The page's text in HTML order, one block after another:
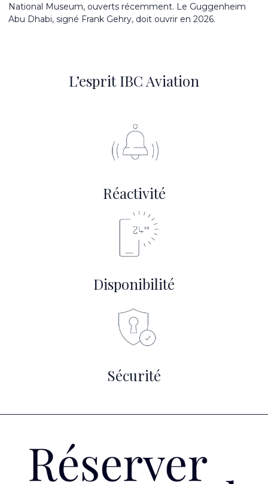
National Museum, ouverts récemment. Le Guggenheim
Abu Dhabi, signé Frank Gehry, doit ouvrir en 2026.
L’esprit IBC Aviation
Réactivité
Disponibilité
Sécurité